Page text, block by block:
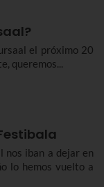
el próximo 20
queremos...
iban a dejar en
lo hemos vuelto a